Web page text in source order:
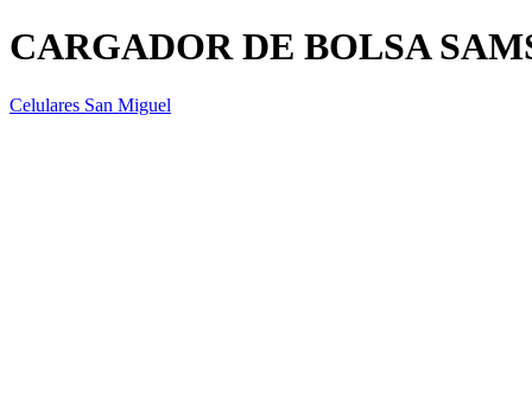
CARGADOR DE BOLSA
Celulares San Miguel